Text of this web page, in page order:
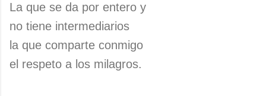
La que se da por entero y
no tiene intermediarios
la que comparte conmigo
el respeto a los milagros.